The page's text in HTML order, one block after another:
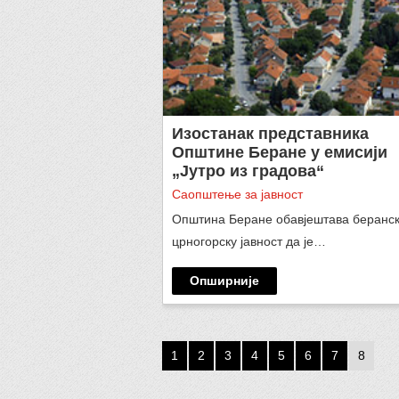
Изостанак представника
Општине Беране у емисији
„Јутро из градова“
Саопштење за јавност
Општина Беране обавјештава
црногорску јавност да је…
Опширније
1 2 3 4 5 6 7 8